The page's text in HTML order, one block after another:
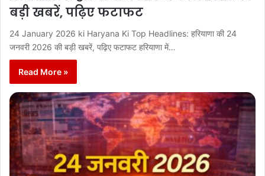
बड़ी खबरें, पढ़िए फटाफट
24 January 2026 ki Haryana Ki Top Headlines: हरियाणा की 24
जनवरी 2026 की बड़ी खबरें, पढ़िए फटाफट हरियाणा में…
Read More »